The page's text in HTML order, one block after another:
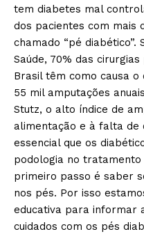
tem diabetes mal
dos pacientes com mais
chamado “pé diabético”.
Saúde, 70% das
Brasil têm como causa
55 mil amputações
Stutz, o alto índice de
alimentação e à falta de
essencial que os
podologia no tratamento
primeiro passo é saber
nos pés. Por isso
educativa para informar
cuidados com os pés